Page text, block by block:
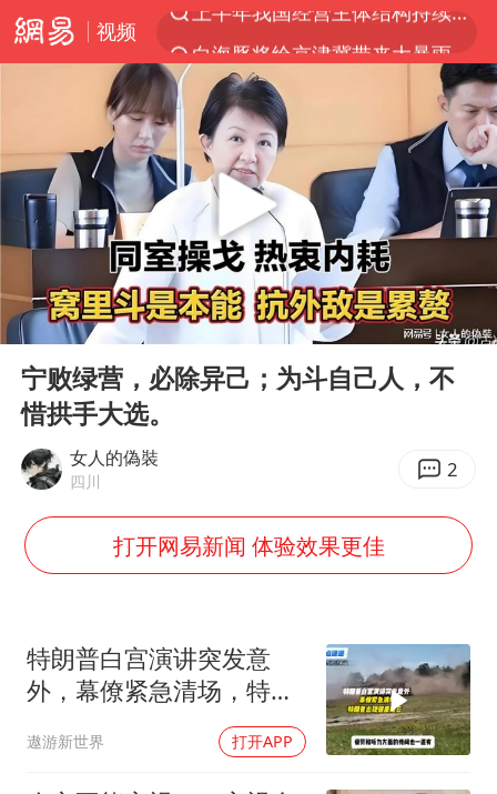
视频
白海豚将给京津冀带来大暴雨
《披荆斩棘2026》阵容官宣
国足U17与阿森纳决赛取消 并列冠军
女子发现前夫婚内与第三者育子
王艺迪无缘横滨赛决赛
2025年小学教师减少13.19万
王艺迪2-4不敌张本美和止步4强
以军士兵把枪口对准中国记者
上门女婿出轨女邻居多年被判重婚罪
挡“张雪机车”民进党当局怕什么
萌娃帮爷爷脱玉米 卖力干活超可爱
奋力开创中国式现代化建设新局面
Play
00:00 07:08
宁败绿营，必除异己；为斗自己人，不
惜拱手大选。
女人的偽裝
四川 2
打开网易新闻 体验效果更佳
特朗普白宫演讲突发意
外，幕僚紧急清场，特朗
遨游新世界 打开APP